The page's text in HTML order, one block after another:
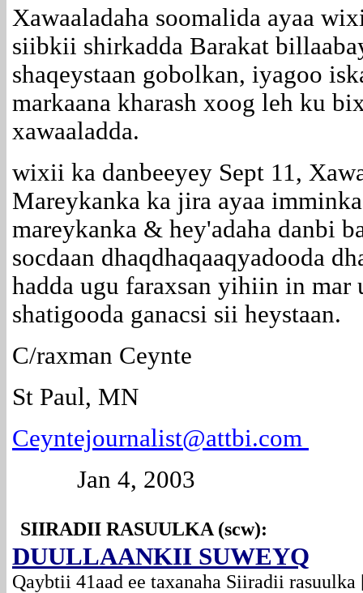
Xawaaladaha soomalida ayaa
siibkii shirkadda Barakat
shaqeystaan gobolkan, iyagoo
markaana kharash xoog leh ku
xawaaladda.
wixii ka danbeeyey Sept 11,
Mareykanka ka jira ayaa
mareykanka & hey'adaha danbi
socdaan dhaqdhaqaaqyadooda
hadda ugu faraxsan yihiin in mar
shatigooda ganacsi sii heystaan.
C/raxman Ceynte
St Paul, MN
Ceyntejournalist@attbi.com
Jan 4, 2003
SIIRADII RASUULKA (scw):
DUULLAANKII SUWEYQ
Qaybtii 41aad ee taxanaha Siiradii